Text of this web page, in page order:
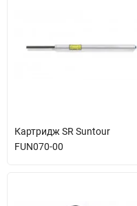
Картридж SR Suntour
FUN070-00